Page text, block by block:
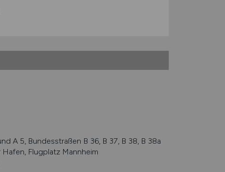
A 5, Bundesstraßen B 36, B 37, B 38, B 38a
Flugplatz Mannheim